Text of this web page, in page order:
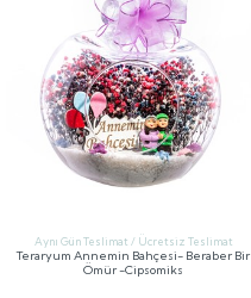
Aynı Gün Teslimat / Ücretsiz Teslimat
Teraryum Annemin Bahçesi- Beraber Bir
Ömür -Cipsomiks